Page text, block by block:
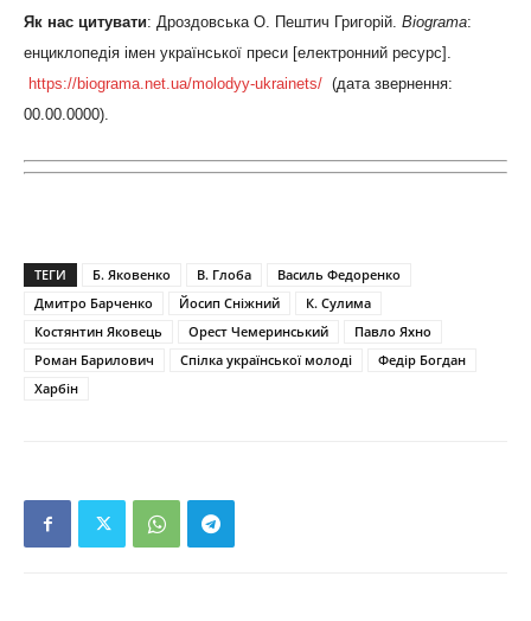
Як нас цитувати: Дроздовська О. Пештич Григорій. Biograma:
енциклопедія імен української преси [електронний ресурс].
https://biograma.net.ua/molodyy-ukrainets/ ‎ (дата звернення:
00.00.0000).
ТЕГИ Б. Яковенко В. Глоба
Василь Федоренко
Дмитро Барченко
Йосип Сніжний
К. Сулима
Костянтин Яковець
Орест Чемеринський
Павло Яхно
Роман Барилович
Спілка української молоді
Федір Богдан
Харбін